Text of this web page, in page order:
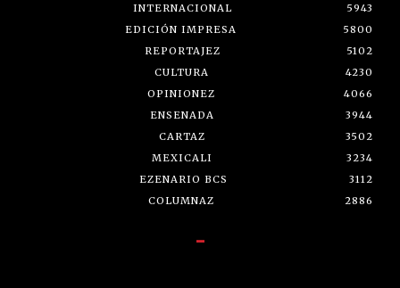
INTERNACIONAL
5943
EDICIÓN IMPRESA
5800
REPORTAJEZ
5102
CULTURA
4230
OPINIONEZ
4066
ENSENADA
3944
CARTAZ
3502
MEXICALI
3234
EZENARIO BCS
3112
COLUMNAZ
2886
-